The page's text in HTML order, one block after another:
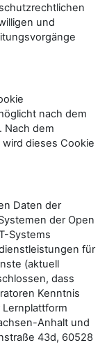
und
nach dem
Nach dem
dieses Cookie
Daten der
der Open
Systems
für
(aktuell
dass
Kenntnis
Anhalt und
43d, 60528